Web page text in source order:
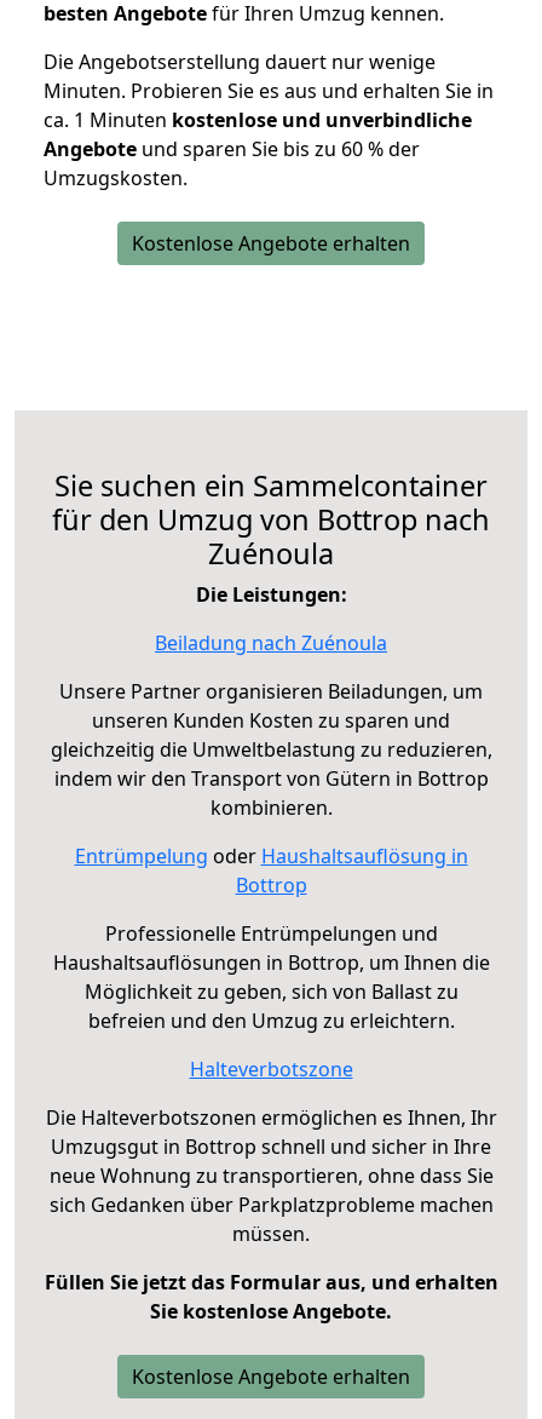
besten Angebotefür Ihren Umzug kennen.
Die Angebotserstellung dauert nur wenige
Minuten. Probieren Sie es aus und erhalten Sie in
ca. 1 Minuten kostenlose und unverbindliche
Angebote und sparen Sie bis zu 60 % der
Umzugskosten.
Kostenlose Angebote erhalten
Sie suchen ein Sammelcontainer
für den Umzug von Bottrop nach
Zuénoula
Die Leistungen:
Beiladung nach Zuénoula
Unsere Partner organisieren Beiladungen, um
unseren Kunden Kosten zu sparen und
gleichzeitig die Umweltbelastung zu reduzieren,
indem wir den Transport von Gütern in Bottrop
kombinieren.
Entrümpelung oder Haushaltsauflösung in
Bottrop
Professionelle Entrümpelungen und
Haushaltsauflösungen in Bottrop, um Ihnen die
Möglichkeit zu geben, sich von Ballast zu
befreien und den Umzug zu erleichtern.
Halteverbotszone
Die Halteverbotszonen ermöglichen es Ihnen, Ihr
Umzugsgut in Bottrop schnell und sicher in Ihre
neue Wohnung zu transportieren, ohne dass Sie
sich Gedanken über Parkplatzprobleme machen
müssen.
Füllen Sie jetzt das Formular aus, und erhalten
Sie kostenlose Angebote.
Kostenlose Angebote erhalten